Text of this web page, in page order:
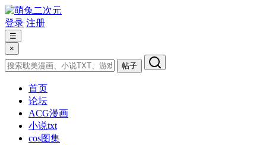
登录 注册
☰
×
帖子
首页
论坛
ACG漫画
小说txt
cos图集